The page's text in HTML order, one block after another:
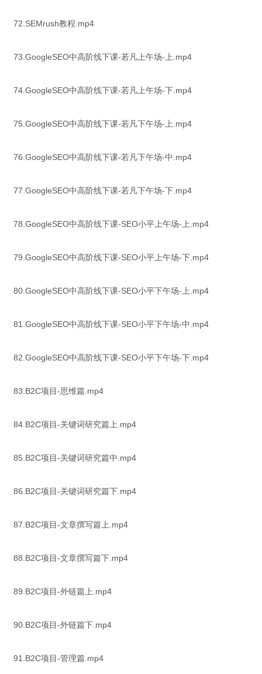
72.SEMrush教程.mp4
73.GoogleSEO中高阶线下课-若凡上午场-上.mp4
74.GoogleSEO中高阶线下课-若凡上午场-下.mp4
75.GoogleSEO中高阶线下课-若凡下午场-上.mp4
76.GoogleSEO中高阶线下课-若凡下午场-中.mp4
77.GoogleSEO中高阶线下课-若凡下午场-下.mp4
78.GoogleSEO中高阶线下课-SEO小平上午场-上.mp4
79.GoogleSEO中高阶线下课-SEO小平上午场-下.mp4
80.GoogleSEO中高阶线下课-SEO小平下午场-上.mp4
81.GoogleSEO中高阶线下课-SEO小平下午场-中.mp4
82.GoogleSEO中高阶线下课-SEO小平下午场-下.mp4
83.B2C项目-思维篇.mp4
84.B2C项目-关键词研究篇上.mp4
85.B2C项目-关键词研究篇中.mp4
86.B2C项目-关键词研究篇下.mp4
87.B2C项目-文章撰写篇上.mp4
88.B2C项目-文章撰写篇下.mp4
89.B2C项目-外链篇上.mp4
90.B2C项目-外链篇下.mp4
91.B2C项目-管理篇.mp4